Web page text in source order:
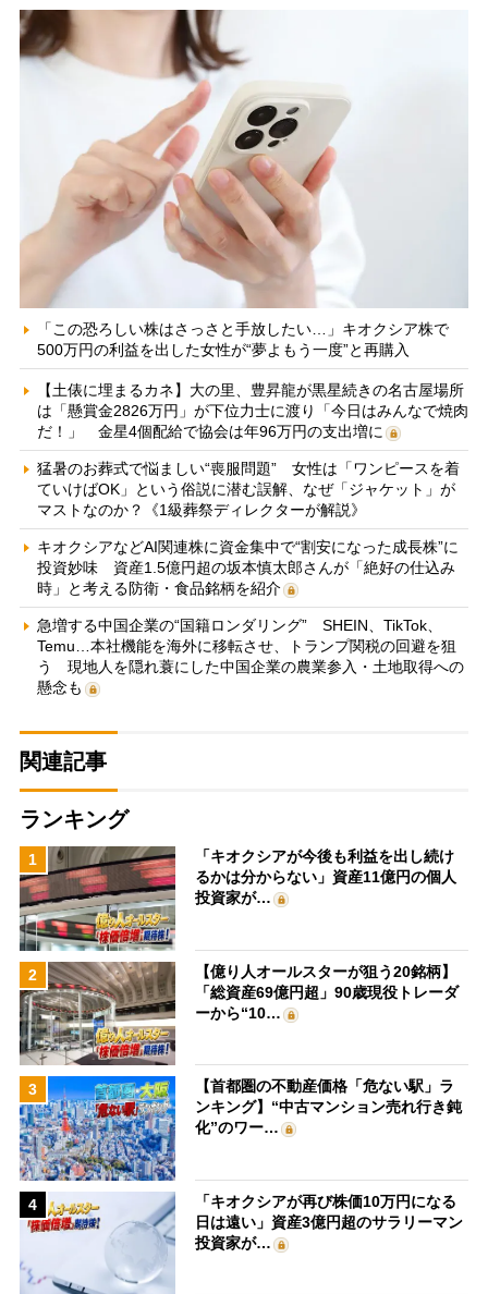
「この恐ろしい株はさっさと手放したい…」キオクシア株で
500万円の利益を出した女性が“夢よもう一度”と再購入
【土俵に埋まるカネ】大の里、豊昇龍が黒星続きの名古屋場所
は「懸賞金2826万円」が下位力士に渡り「今日はみんなで焼肉
だ！」 金星4個配給で協会は年96万円の支出増に
猛暑のお葬式で悩ましい“喪服問題” 女性は「ワンピースを着
ていけばOK」という俗説に潜む誤解、なぜ「ジャケット」が
マストなのか？《1級葬祭ディレクターが解説》
キオクシアなどAI関連株に資金集中で“割安になった成長株”に
投資妙味 資産1.5億円超の坂本慎太郎さんが「絶好の仕込み
時」と考える防衛・食品銘柄を紹介
急増する中国企業の“国籍ロンダリング” SHEIN、TikTok、
Temu…本社機能を海外に移転させ、トランプ関税の回避を狙
う 現地人を隠れ蓑にした中国企業の農業参入・土地取得への
懸念も
関連記事
ランキング
1
「キオクシアが今後も利益を出し続け
るかは分からない」資産11億円の個人
投資家が…
2
【億り人オールスターが狙う20銘柄】
「総資産69億円超」90歳現役トレーダ
ーから“10…
3
【首都圏の不動産価格「危ない駅」ラ
ンキング】“中古マンション売れ行き鈍
化”のワー…
4
「キオクシアが再び株価10万円になる
日は遠い」資産3億円超のサラリーマン
投資家が…